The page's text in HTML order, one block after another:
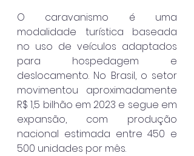
O caravanismo é uma
modalidade turística baseada
no uso de veículos adaptados
para hospedagem e
deslocamento. No Brasil, o setor
movimentou aproximadamente
R$ 1,5 bilhão em 2023 e segue em
expansão, com produção
nacional estimada entre 450 e
500 unidades por mês.